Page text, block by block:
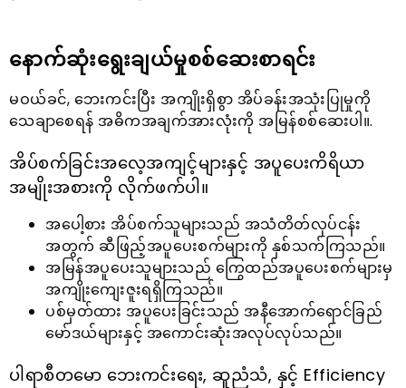
နောက်ဆုံးရွေးချယ်မှုစစ်ဆေးစာရင်း
မဝယ်ခင်, ဘေးကင်းပြီး အကျိုးရှိစွာ အိပ်ခန်းအသုံးပြုမှုကို
သေချာစေရန် အဓိကအချက်အားလုံးကို အမြန်စစ်ဆေးပါ။.
အိပ်စက်ခြင်းအလေ့အကျင့်များနှင့် အပူပေးကိရိယာ
အမျိုးအစားကို လိုက်ဖက်ပါ။
အပေါ့စား အိပ်စက်သူများသည် အသံတိတ်လုပ်ငန်း
အတွက် ဆီဖြည့်အပူပေးစက်များကို နှစ်သက်ကြသည်။
အမြန်အပူပေးသူများသည် ကြွေထည်အပူပေးစက်များမှ
အကျိုးကျေးဇူးရရှိကြသည်။
ပစ်မှတ်ထား အပူပေးခြင်းသည် အနီအောက်ရောင်ခြည်
မော်ဒယ်များနှင့် အကောင်းဆုံးအလုပ်လုပ်သည်။
ပါရာစီတမော ဘေးကင်းရေး, ဆူညံသံ, နှင့် Efficiency